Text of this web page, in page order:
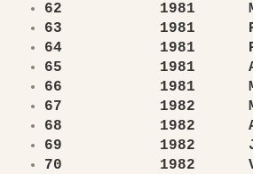
62 1981 M.
63 1981
64
1981
65 1981
66 1981
67 1982
68 1982
69 1982
70 1982